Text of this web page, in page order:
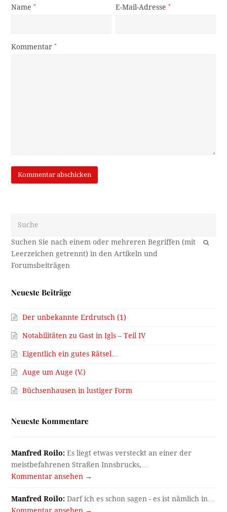
Name* E-Mail-Adresse*
Kommentar*
OK
Neueste Beiträge
Der unbekannte Erdrutsch (1)
Notabilitäten zu Gast in Igls – Teil IV
Eigentlich ein gutes Rätsel…
Auge um Auge (V.)
Büchsenhausen in lustiger Form
Neueste Kommentare
Manfred Roilo: Es liegt etwas versteckt an einer der
meistbefahrenen Straßen Innsbrucks,…
Kommentar ansehen →
Manfred Roilo: Darf ich es schon sagen - es ist nämlich in…